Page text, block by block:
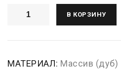
В КОРЗИНУ
МАТЕРИАЛ: Массив (дуб)